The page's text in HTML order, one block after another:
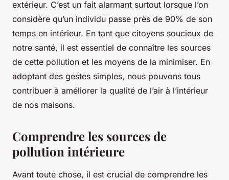
extérieur. C’est un fait alarmant surtout lorsque l’on
considère qu’un individu passe près de 90% de son
temps en intérieur. En tant que citoyens soucieux de
notre santé, il est essentiel de connaître les sources
de cette pollution et les moyens de la minimiser. En
adoptant des gestes simples, nous pouvons tous
contribuer à améliorer la qualité de l’air à l’intérieur
de nos maisons.
Comprendre les sources de
pollution intérieure
Avant toute chose, il est crucial de comprendre les